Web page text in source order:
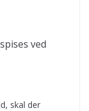
ved
skal der